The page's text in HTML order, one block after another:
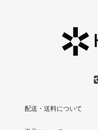
配送・送料について